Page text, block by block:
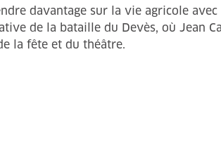
davantage sur la vie agricole avec
de la bataille du Devès, où Jean
la fête et du théâtre.